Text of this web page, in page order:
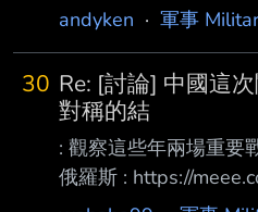
andyken · 軍事
30 Re: [討論] 中國這
對稱的結
: 觀察這些年兩場重要
俄羅斯 : https://
消耗貴森森防空導彈 :